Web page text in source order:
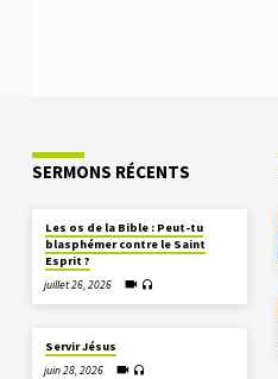
SERMONS RÉCENTS
Les os de la Bible : Peut-tu
blasphémer contre le Saint
Esprit ?
juillet 26, 2026
Servir Jésus
juin 28, 2026